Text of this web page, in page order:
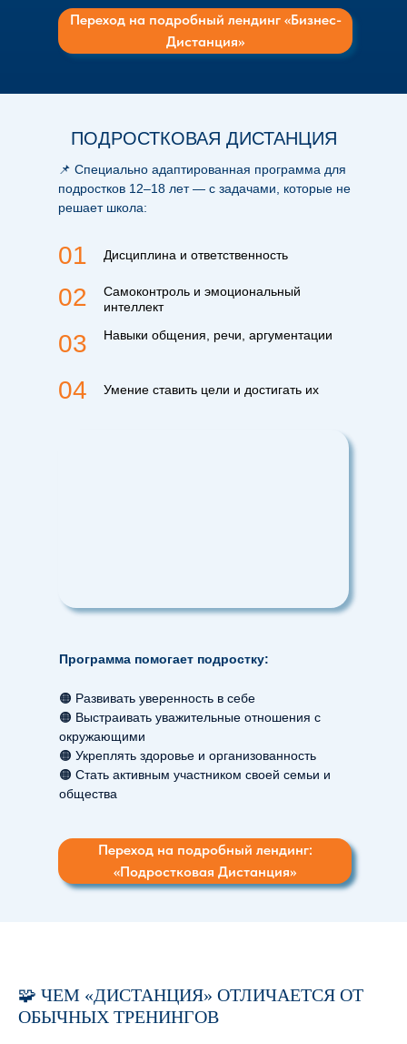
Переход на подробный лендинг «Бизнес-
Дистанция»
ПОДРОСТКОВАЯ ДИСТАНЦИЯ
Навыки общения, речи, аргументации
Самоконтроль и эмоциональный
интеллект
02
Дисциплина и ответственность
01
Умение ставить цели и достигать их
03
04
Переход на подробный лендинг:
«Подростковая Дистанция»
📌 Специально адаптированная программа для
подростков 12–18 лет — с задачами, которые не
решает школа:
🟠 Развивать уверенность в себе
🟠 Выстраивать уважительные отношения с
окружающими
🟠 Укреплять здоровье и организованность
🟠 Стать активным участником своей семьи и
общества
Программа помогает подростку:
🧩 ЧЕМ «ДИСТАНЦИЯ» ОТЛИЧАЕТСЯ ОТ
ОБЫЧНЫХ ТРЕНИНГОВ